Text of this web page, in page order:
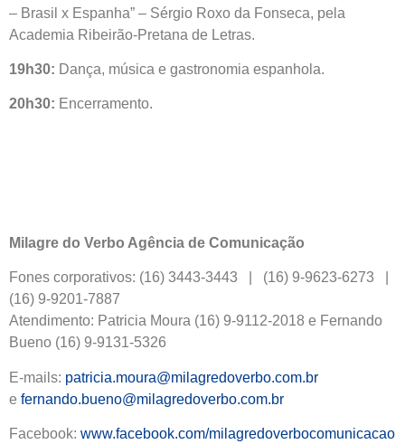
– Brasil x Espanha” – Sérgio Roxo da Fonseca, pela
Academia Ribeirão-Pretana de Letras.
19h30: Dança, música e gastronomia espanhola.
20h30: Encerramento.
Milagre do Verbo Agência de Comunicação
Fones corporativos: (16) 3443-3443 | (16) 9-9623-6273 |
(16) 9-9201-7887
Atendimento: Patricia Moura (16) 9-9112-2018 e Fernando
Bueno (16) 9-9131-5326
E-mails: patricia.moura@milagredoverbo.com.br
e fernando.bueno@milagredoverbo.com.br
Facebook: www.facebook.com/milagredoverbocomunicacao